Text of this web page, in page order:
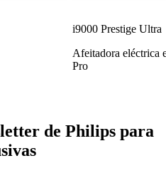
i9000 Prestige Ultra
Afeitadora eléctrica
Pro
de Philips para